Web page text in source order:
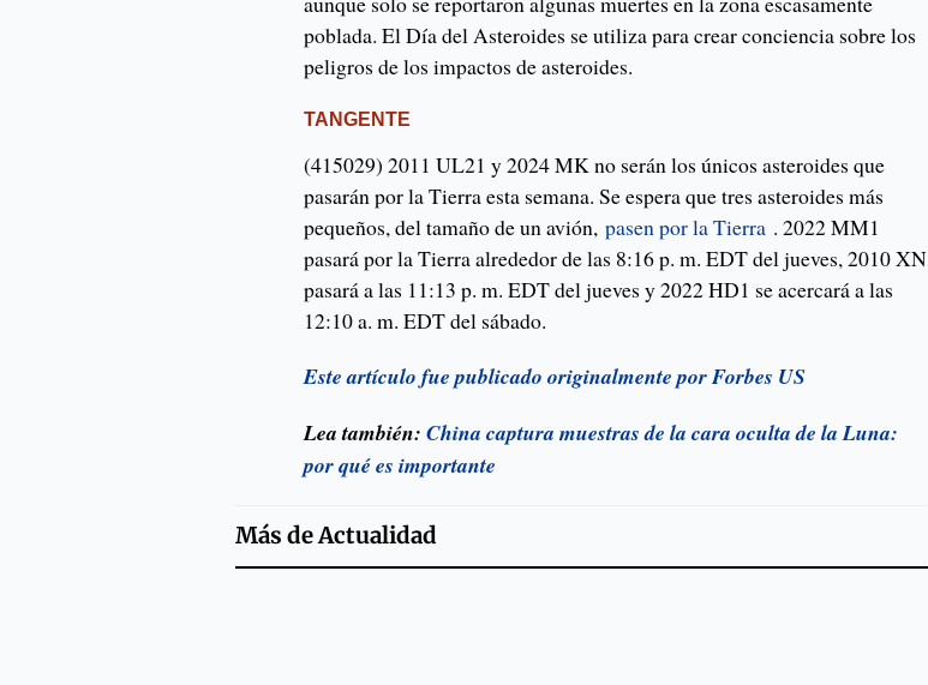
poblada. El Día del Asteroides se utiliza para crear conciencia sobre los
peligros de los impactos de asteroides.
TANGENTE
(415029) 2011 UL21 y 2024 MK no serán los únicos asteroides que
pasarán por la Tierra esta semana. Se espera que tres asteroides más
pequeños, del tamaño de un avión,pasen por la Tierra . 2022 MM1
pasará por la Tierra alrededor de las 8:16 p. m. EDT del jueves, 2010 XN
pasará a las 11:13 p. m. EDT del jueves y 2022 HD1 se acercará a las
12:10 a. m. EDT del sábado.
Este artículo fue publicado originalmente por Forbes US
Lea también:China captura muestras de la cara oculta de la Luna:
por qué es importante
Más deActualidad